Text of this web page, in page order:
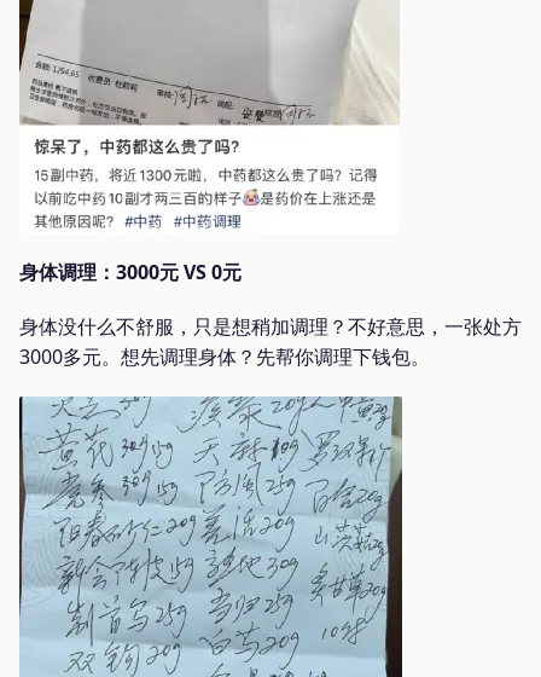
身体调理：3000元 VS 0元
身体没什么不舒服，只是想稍加调理？不好意思，一张处方
3000多元。想先调理身体？先帮你调理下钱包。